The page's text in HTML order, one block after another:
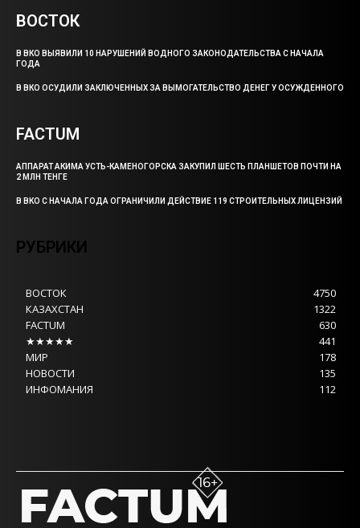
ВОСТОК
В ВКО ВЫЯВИЛИ 10 НАРУШЕНИЙ ВОДНОГО ЗАКОНОДАТЕЛЬСТВА С НАЧАЛА
ГОДА
В ВКО ОСУДИЛИ ЗАКЛЮЧЕННЫХ ЗА ВЫМОГАТЕЛЬСТВО ДЕНЕГ У ОСУЖДЕННОГО
FACTUM
АППАРАТ АКИМА УСТЬ-КАМЕНОГОРСКА ЗАКУПИЛ ШЕСТЬ ПЛАНШЕТОВ ПОЧТИ НА
2 МЛН ТЕНГЕ
В ВКО С НАЧАЛА ГОДА ОГРАНИЧИЛИ ДЕЙСТВИЕ 119 СТРОИТЕЛЬНЫХ ЛИЦЕНЗИЙ
РУБРИКИ
ВОСТОК
4750
КАЗАХСТАН
1322
FACTUM
630
★★★★★
441
МИР
178
НОВОСТИ
135
ИНФОМАНИЯ
112